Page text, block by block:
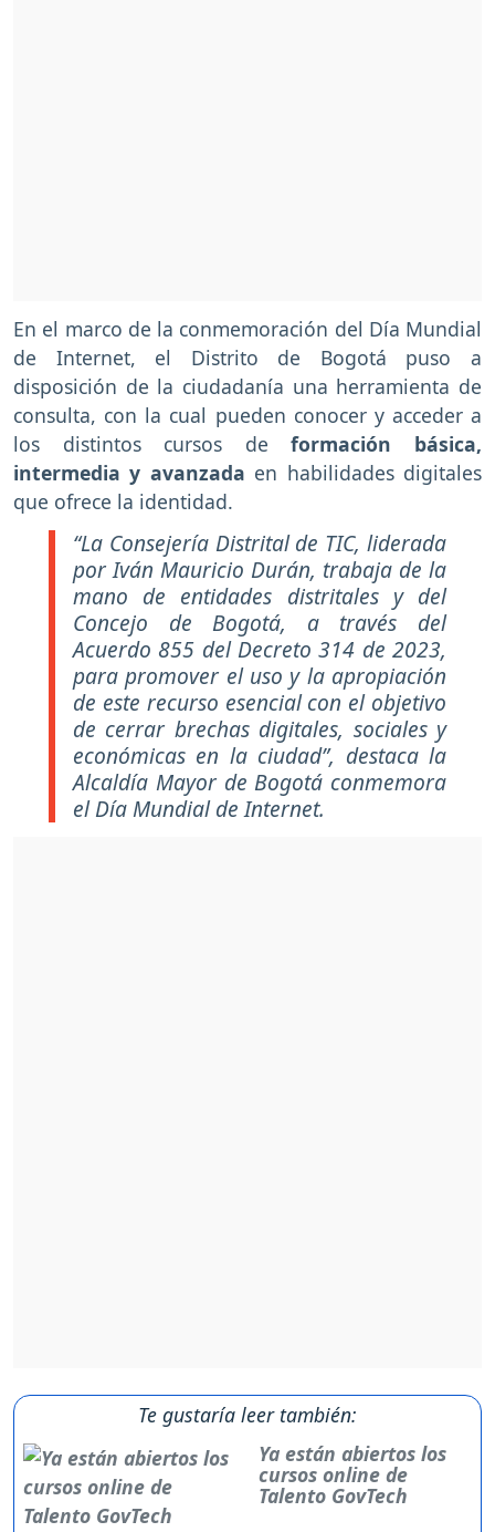
En el marco de la conmemoración del Día Mundial
de Internet, el Distrito de Bogotá puso a
disposición de la ciudadanía una herramienta de
consulta, con la cual pueden conocer y acceder a
los distintos cursos deformación básica,
intermedia y avanzada en habilidades digitales
que ofrece la identidad.
“La Consejería Distrital de TIC, liderada
por Iván Mauricio Durán, trabaja de la
mano de entidades distritales y del
Concejo de Bogotá, a través del
Acuerdo 855 del Decreto 314 de 2023,
para promover el uso y la apropiación
de este recurso esencial con el objetivo
de cerrar brechas digitales, sociales y
económicas en la ciudad”, destaca la
Alcaldía Mayor de Bogotá conmemora
el Día Mundial de Internet.
Te gustaría leer también:
Ya están abiertos los
cursos online de
Talento GovTech